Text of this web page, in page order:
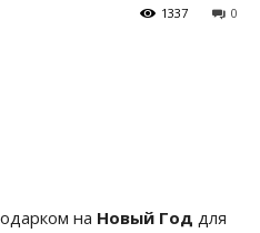
0
1337
на Новый Год для